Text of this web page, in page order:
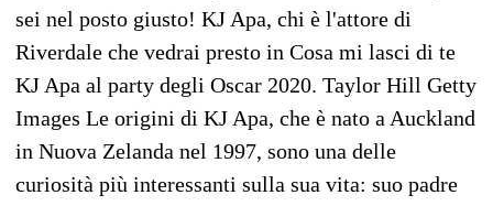
sei nel posto giusto! KJ Apa, chi è l'attore di
Riverdale che vedrai presto in Cosa mi lasci di te
KJ Apa al party degli Oscar 2020. Taylor Hill Getty
Images Le origini di KJ Apa, che è nato a Auckland
in Nuova Zelanda nel 1997, sono una delle
curiosità più interessanti sulla sua vita: suo padre